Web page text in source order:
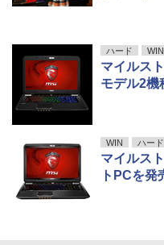
ハード WIN
マイルス
モデル2機
WIN ハード
マイルス
トPCを発